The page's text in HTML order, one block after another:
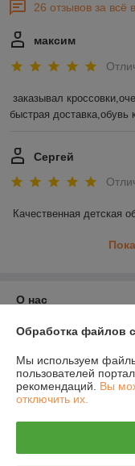
26 отзывов за всё
максим
заказывал
быстрая
Сергей
Качественная детская
О нас
Контакты
Доставка и оплата
Полная версия
Обработка файлов
Мы используем
пользователей
рекомендаций. Вы
отключить их.